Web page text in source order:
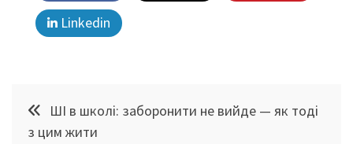
Linkedin
Навігація
записів
ШІ в школі: заборонити не вийде — як тоді
з цим жити